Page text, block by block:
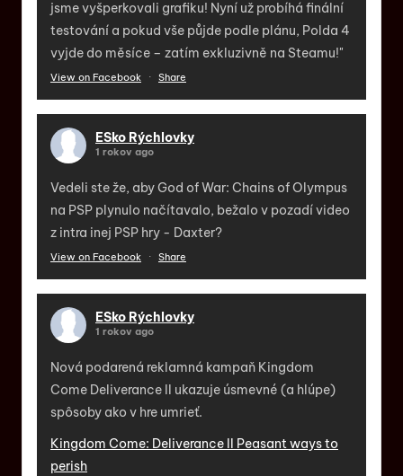
jsme vyšperkovali grafiku! Nyní už probíhá finální
testování a pokud vše půjde podle plánu, Polda 4
vyjde do měsíce – zatím exkluzivně na Steamu!"
View on Facebook · Share
ESko Rýchlovky
1 rokov ago
Vedeli ste že, aby God of War: Chains of Olympus
na PSP plynulo načítavalo, bežalo v pozadí video
z intra inej PSP hry - Daxter?
View on Facebook · Share
ESko Rýchlovky
1 rokov ago
Nová podarená reklamná kampaň Kingdom
Come Deliverance II ukazuje úsmevné (a hlúpe)
spôsoby ako v hre umrieť.
Kingdom Come: Deliverance II Peasant ways to
perish